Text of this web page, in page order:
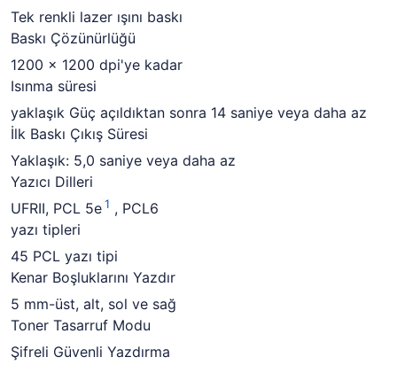
Tek renkli lazer ışını baskı
Baskı Çözünürlüğü
1200 x 1200 dpi'ye kadar
Isınma süresi
yaklaşık Güç açıldıktan sonra 14 saniye veya daha az
İlk Baskı Çıkış Süresi
Yaklaşık: 5,0 saniye veya daha az
Yazıcı Dilleri
UFRII, PCL 5e1 , PCL6
yazı tipleri
45 PCL yazı tipi
Kenar Boşluklarını Yazdır
5 mm-üst, alt, sol ve sağ
Toner Tasarruf Modu
Şifreli Güvenli Yazdırma